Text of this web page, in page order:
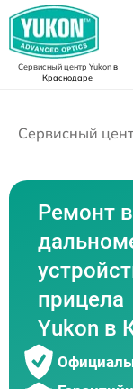
Сервисный центр Yukonв
Краснодаре
Сервисный
Ремонт
прицела
Yukon в